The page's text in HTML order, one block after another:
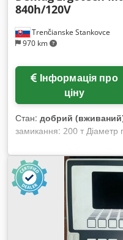
Trenčianske Stankovce
970 km
840h/120V
ціну
Стан: добрий
замикання: 200 т Діаметр
22 мм Djdpfx Aoyz
мм Відстань між
Багатокомпонентний (2К
Гідравлічний 2x